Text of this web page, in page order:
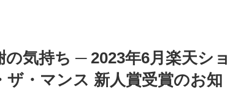
の気持ち ─ 2023年6月楽天ショ
ザ・マンス 新人賞受賞のお知